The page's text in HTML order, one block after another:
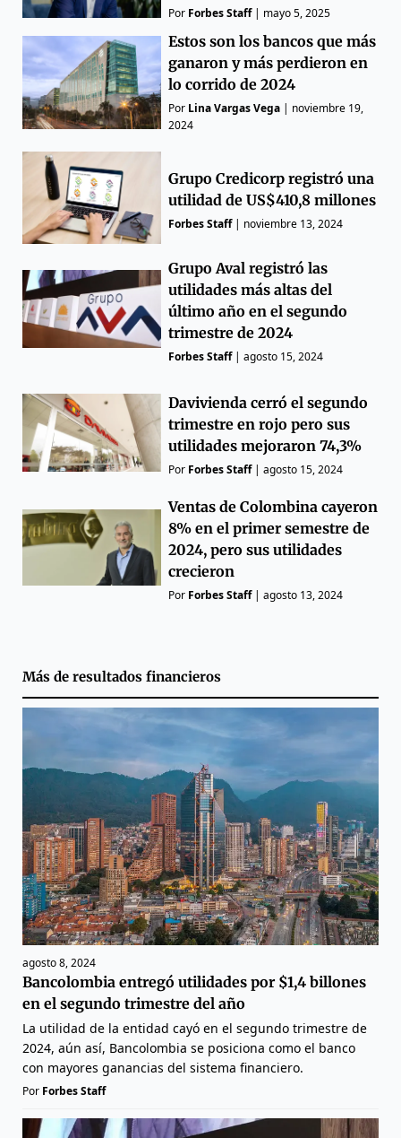
Por Forbes Staff| mayo 5, 2025
Estos son los bancos que más
ganaron y más perdieron en
lo corrido de 2024
Por Lina Vargas Vega | noviembre 19,
2024
Grupo Credicorp registró una
utilidad de US$410,8 millones
Forbes Staff| noviembre 13, 2024
Grupo Aval registró las
utilidades más altas del
último año en el segundo
trimestre de 2024
Forbes Staff|agosto 15, 2024
Davivienda cerró el segundo
trimestre en rojo pero sus
utilidades mejoraron 74,3%
Por Forbes Staff|agosto 15, 2024
Ventas de Colombina cayeron
8% en el primer semestre de
2024, pero sus utilidades
crecieron
Por Forbes Staff|agosto 13, 2024
Más de resultados financieros
agosto 8, 2024
Bancolombia entregó utilidades por $1,4 billones
en el segundo trimestre del año
La utilidad de la entidad cayó en el segundo trimestre de
2024, aún así, Bancolombia se posiciona como el banco
con mayores ganancias del sistema financiero.
Por Forbes Staff